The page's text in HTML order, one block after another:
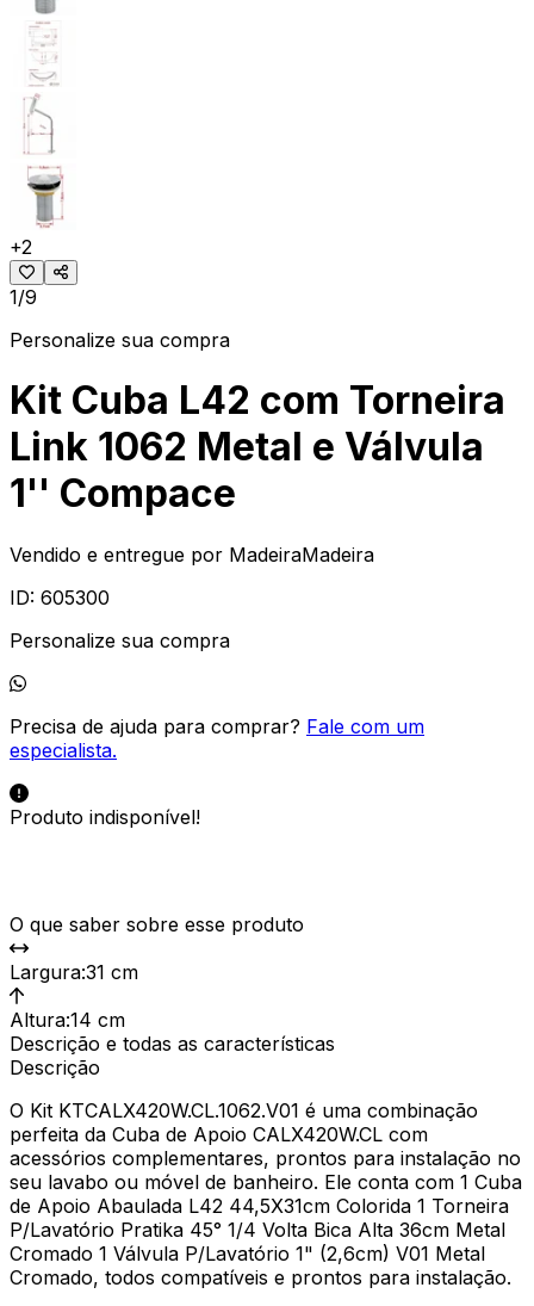
+2
1/9
Personalize sua compra
Kit Cuba L42 com Torneira
Link 1062 Metal e Válvula
1'' Compace
Vendido e entregue por MadeiraMadeira
ID: 605300
Personalize sua compra
Precisa de ajuda para comprar? Fale com um
especialista.
Produto indisponível!
O que saber sobre esse produto
Largura:31 cm
Altura:14 cm
Descrição e todas as características
Descrição
O Kit KTCALX420W.CL.1062.V01 é uma combinação
perfeita da Cuba de Apoio CALX420W.CL com
acessórios complementares, prontos para instalação no
seu lavabo ou móvel de banheiro. Ele conta com 1 Cuba
de Apoio Abaulada L42 44,5X31cm Colorida 1 Torneira
P/Lavatório Pratika 45° 1/4 Volta Bica Alta 36cm Metal
Cromado 1 Válvula P/Lavatório 1" (2,6cm) V01 Metal
Cromado, todos compatíveis e prontos para instalação.